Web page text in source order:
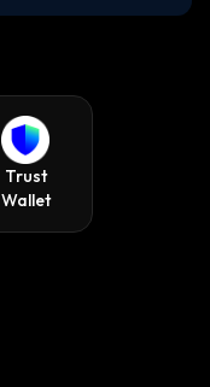
Trust
Wallet